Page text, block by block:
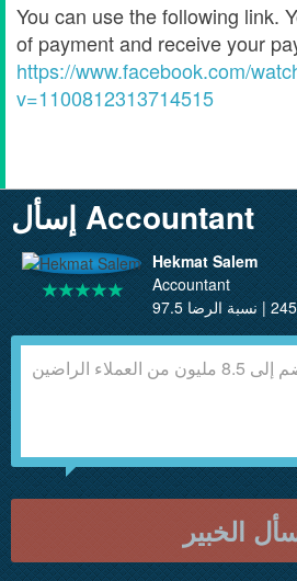
You can use the following link.
of payment and receive your
https://www.facebook.com/
v=1100812313714515
إسأل Accountant
Hekmat Salem
Accountant
الخبير